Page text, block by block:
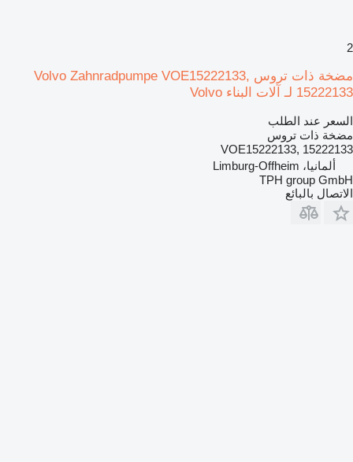
2
مضخة ذات تروس Volvo Zahnradpumpe VOE15222133,
15222133 لـ آلات البناء Volvo
السعر عند الطلب
مضخة ذات تروس
VOE15222133, 15222133
ألمانيا، Limburg-Offheim
TPH group GmbH
الاتصال بالبائع